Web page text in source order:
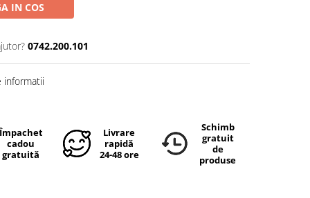
IN COS
0742.200.101
informatii
cadou
gratuită
Livrare
rapidă
24-48 ore
Schimb
gratuit
de
produse